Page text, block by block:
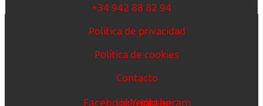
+34 942 88 82 94
Política de privacidad
Política de cookies
Contacto
FacebookLinkedin
Youtube
Instagram